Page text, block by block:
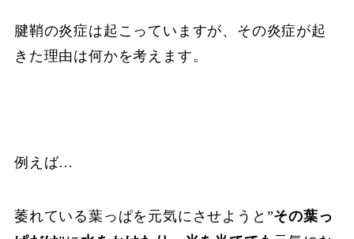
腱鞘の炎症は起こっていますが、その炎症が起
きた理由は何かを考えます。
例えば…
萎れている葉っぱを元気にさせようと”その葉っ